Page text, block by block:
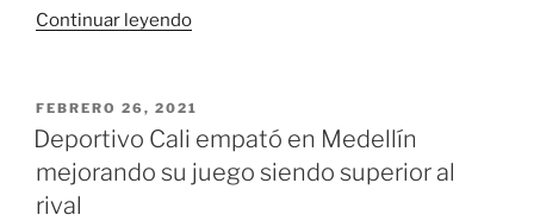
Continuar leyendo«Gobierno
hasta
el
31
de
PUBLICADO
EL
FEBRERO 26, 2021
Deportivo Cali empató en Medellín
mejorando su juego siendo superior al
rival